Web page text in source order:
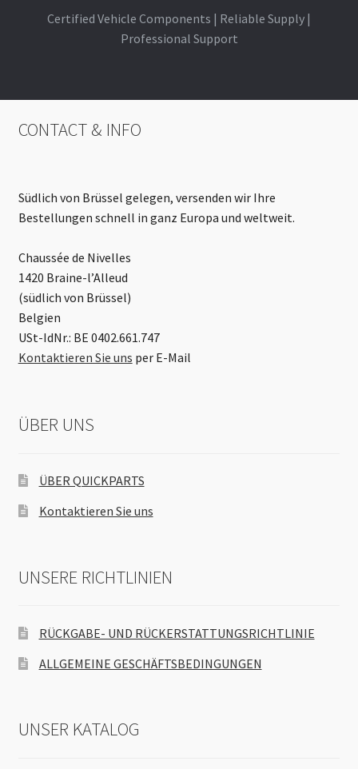
Certified Vehicle Components | Reliable Supply |
Professional Support
CONTACT & INFO
Südlich von Brüssel gelegen, versenden wir Ihre
Bestellungen schnell in ganz Europa und weltweit.
Chaussée de Nivelles
1420 Braine-l’Alleud
(südlich von Brüssel)
Belgien
USt-IdNr.: BE 0402.661.747
Kontaktieren Sie uns per E-Mail
ÜBER UNS
ÜBER QUICKPARTS
Kontaktieren Sie uns
UNSERE RICHTLINIEN
RÜCKGABE- UND RÜCKERSTATTUNGSRICHTLINIE
ALLGEMEINE GESCHÄFTSBEDINGUNGEN
UNSER KATALOG